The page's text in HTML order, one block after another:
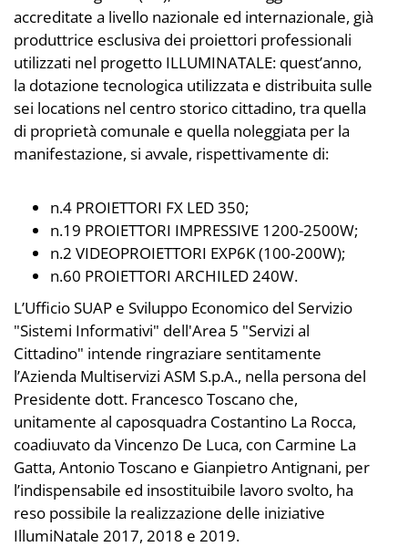
accreditate a livello nazionale ed internazionale, già
produttrice esclusiva dei proiettori professionali
utilizzati nel progetto ILLUMINATALE: quest’anno,
la dotazione tecnologica utilizzata e distribuita sulle
sei locations nel centro storico cittadino, tra quella
di proprietà comunale e quella noleggiata per la
manifestazione, si avvale, rispettivamente di:
n.4 PROIETTORI FX LED 350;
n.19 PROIETTORI IMPRESSIVE 1200-2500W;
n.2 VIDEOPROIETTORI EXP6K (100-200W);
n.60 PROIETTORI ARCHILED 240W.
L’Ufficio SUAP e Sviluppo Economico del Servizio
"Sistemi Informativi" dell'Area 5 "Servizi al
Cittadino" intende ringraziare sentitamente
l’Azienda Multiservizi ASM S.p.A., nella persona del
Presidente dott. Francesco Toscano che,
unitamente al caposquadra Costantino La Rocca,
coadiuvato da Vincenzo De Luca, con Carmine La
Gatta, Antonio Toscano e Gianpietro Antignani, per
l’indispensabile ed insostituibile lavoro svolto, ha
reso possibile la realizzazione delle iniziative
IllumiNatale 2017, 2018 e 2019.